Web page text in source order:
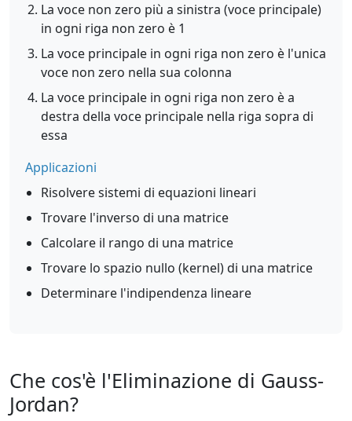
La voce non zero più a sinistra (voce principale)
in ogni riga non zero è 1
La voce principale in ogni riga non zero è l'unica
voce non zero nella sua colonna
La voce principale in ogni riga non zero è a
destra della voce principale nella riga sopra di
essa
Applicazioni
Risolvere sistemi di equazioni lineari
Trovare l'inverso di una matrice
Calcolare il rango di una matrice
Trovare lo spazio nullo (kernel) di una matrice
Determinare l'indipendenza lineare
Che cos'è l'Eliminazione di Gauss-
Jordan?